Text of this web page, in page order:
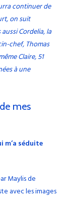
continuer de
on suit
Cordelia, la
chef, Thomas
Claire, 51
à une
mes
m’a séduite
Maylis de
avec les images